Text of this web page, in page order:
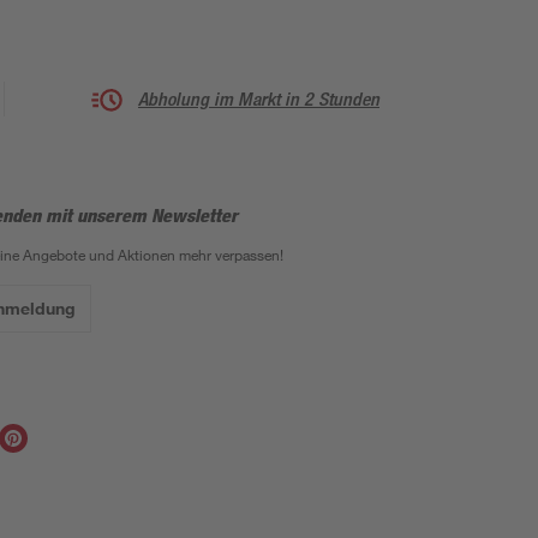
Abholung im Markt in 2 Stunden
mit unserem Newsletter
Angebote und Aktionen mehr verpassen!